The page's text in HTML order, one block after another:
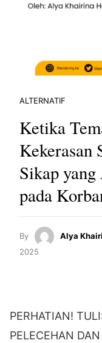
ALTERNATIF
Ketika
Kekerasan
Sikap
pada
By Alya
2025
PERHATIAN!
PELECEHAN